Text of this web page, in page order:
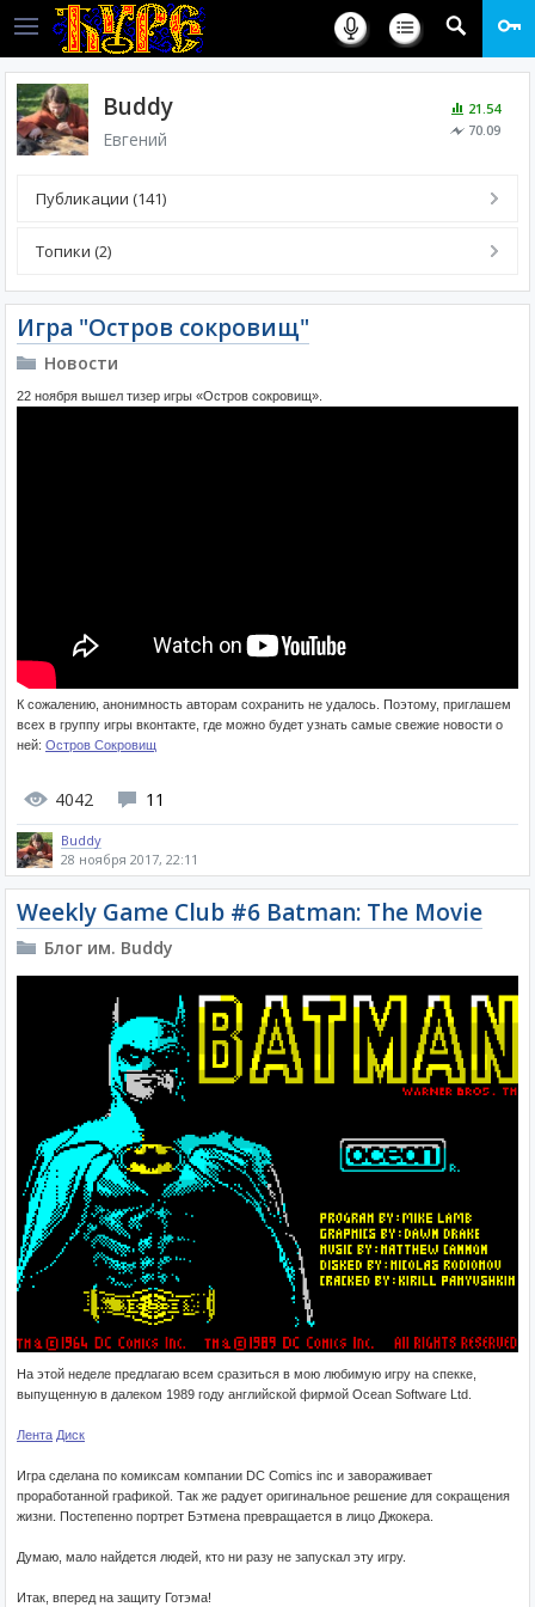
21.54
70.09
Buddy
Евгений
Публикации (141)
Топики (2)
Игра "Остров сокровищ"
Новости
22 ноября вышел тизер игры «Остров сокровищ».
К сожалению, анонимность авторам сохранить не удалось. Поэтому, приглашем
всех в группу игры вконтакте, где можно будет узнать самые свежие новости о
ней: Остров Сокровищ
4042 11
Buddy
28 ноября 2017, 22:11
Weekly Game Club #6 Batman: The Movie
Блог им. Buddy
На этой неделе предлагаю всем сразиться в мою любимую игру на спекке,
выпущенную в далеком 1989 году английской фирмой Ocean Software Ltd.
Лента Диск
Игра сделана по комиксам компании DC Comics inc и завораживает
проработанной графикой. Так же радует оригинальное решение для сокращения
жизни. Постепенно портрет Бэтмена превращается в лицо Джокера.
Думаю, мало найдется людей, кто ни разу не запускал эту игру.
Итак, вперед на защиту Готэма!